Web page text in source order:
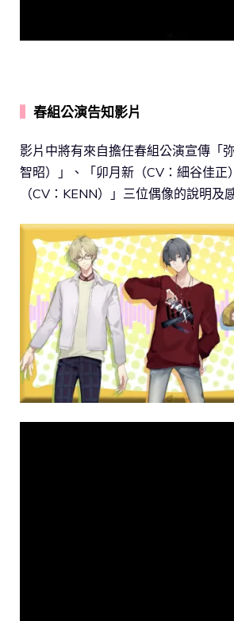
春組公演告知影片
影片中將有來自擔任春組公演宣傳「
智昭）」、「卯月新（CV：細谷佳正
（CV：KENN）」三位偶像的說明及